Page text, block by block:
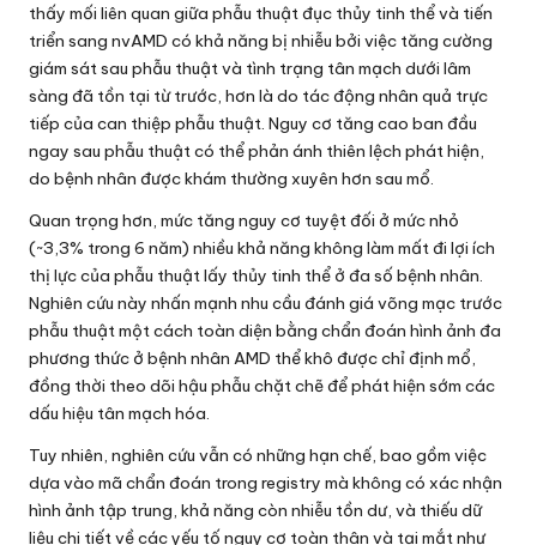
thấy mối liên quan giữa phẫu thuật đục thủy tinh thể và tiến
triển sang nvAMD có khả năng bị nhiễu bởi việc tăng cường
giám sát sau phẫu thuật và tình trạng tân mạch dưới lâm
sàng đã tồn tại từ trước, hơn là do tác động nhân quả trực
tiếp của can thiệp phẫu thuật. Nguy cơ tăng cao ban đầu
ngay sau phẫu thuật có thể phản ánh thiên lệch phát hiện,
do bệnh nhân được khám thường xuyên hơn sau mổ.
Quan trọng hơn, mức tăng nguy cơ tuyệt đối ở mức nhỏ
(~3,3% trong 6 năm) nhiều khả năng không làm mất đi lợi ích
thị lực của phẫu thuật lấy thủy tinh thể ở đa số bệnh nhân.
Nghiên cứu này nhấn mạnh nhu cầu đánh giá võng mạc trước
phẫu thuật một cách toàn diện bằng chẩn đoán hình ảnh đa
phương thức ở bệnh nhân AMD thể khô được chỉ định mổ,
đồng thời theo dõi hậu phẫu chặt chẽ để phát hiện sớm các
dấu hiệu tân mạch hóa.
Tuy nhiên, nghiên cứu vẫn có những hạn chế, bao gồm việc
dựa vào mã chẩn đoán trong registry mà không có xác nhận
hình ảnh tập trung, khả năng còn nhiễu tồn dư, và thiếu dữ
liệu chi tiết về các yếu tố nguy cơ toàn thân và tại mắt như